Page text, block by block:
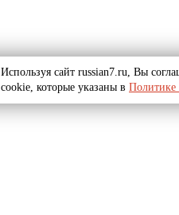
Используя сайт russian7.ru, Вы
cookie, которые указаны в Политике